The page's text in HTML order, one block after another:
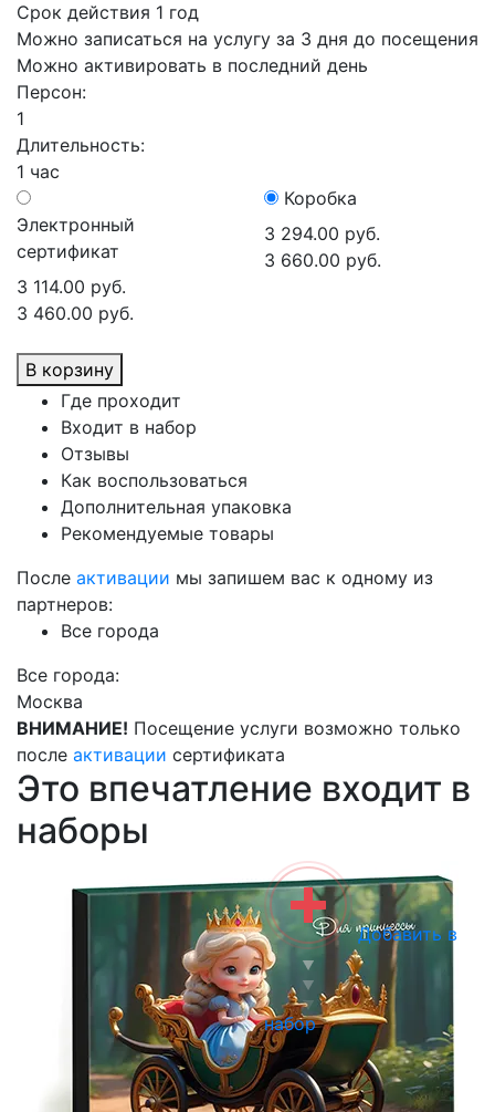
Срок действия 1 год
Можно записаться на услугу за 3 дня до посещения
Можно активировать в последний день
Персон:
1
Длительность:
1 час
Электронный
сертификат
3 114.00 руб.
3 460.00 руб.
Коробка
3 294.00 руб.
3 660.00 руб.
В корзину
Где проходит
Входит в набор
Отзывы
Как воспользоваться
Дополнительная упаковка
Рекомендуемые товары
После активации мы запишем вас к одному из
партнеров:
Все города
Все города:
Москва
ВНИМАНИЕ! Посещение услуги возможно только
после активации сертификата
Это впечатление входит в
наборы
Добавить в
набор